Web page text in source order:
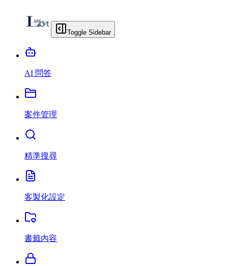
Toggle Sidebar
AI 問答
案件管理
精準搜尋
客製化設定
書籤內容